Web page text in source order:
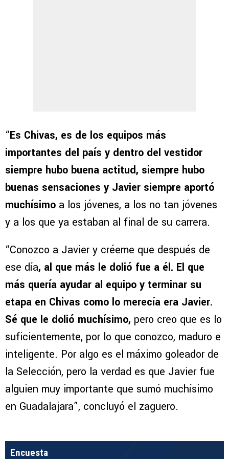
“Es Chivas, es de los equipos más
importantes del país y dentro del vestidor
siempre hubo buena actitud, siempre hubo
buenas sensaciones y Javier siempre aportó
muchísimo a los jóvenes, a los no tan jóvenes
y a los que ya estaban al final de su carrera.
“Conozco a Javier y créeme que después de
ese día, al que más le dolió fue a él. El que
más quería ayudar al equipo y terminar su
etapa en Chivas como lo merecía era Javier.
Sé que le dolió muchísimo, pero creo que es lo
suficientemente, por lo que conozco, maduro e
inteligente. Por algo es el máximo goleador de
la Selección, pero la verdad es que Javier fue
alguien muy importante que sumó muchísimo
en Guadalajara”, concluyó el zaguero.
Encuesta